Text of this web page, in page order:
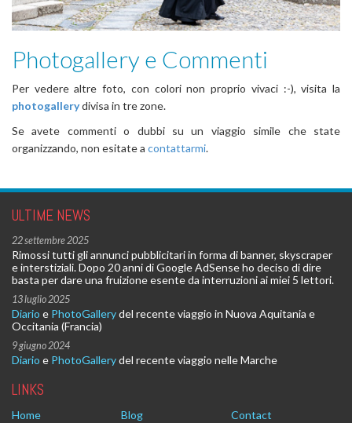
Photogallery e Commenti
Per vedere altre foto, con colori non proprio vivaci :-), visita la
photogallerydivisa in tre zone.
Se avete commenti o dubbi su un viaggio simile che state
organizzando, non esitate a contattarmi.
ULTIME NEWS
22 settembre 2025
Rimossi tutti gli annunci pubblicitari in forma di banner, skyscraper
e interstiziali. Dopo 20 anni di Google AdSense ho deciso di dire
basta per dare una fruizione esente da interruzioni ai miei 5 lettori.
13 luglio 2025
Diario e PhotoGallerydel recente viaggio in Nuova Aquitania e
Occitania (Francia)
9 giugno 2024
Diario e PhotoGallerydel recente viaggio nelle Marche
LINKS
Home Blog
Contact